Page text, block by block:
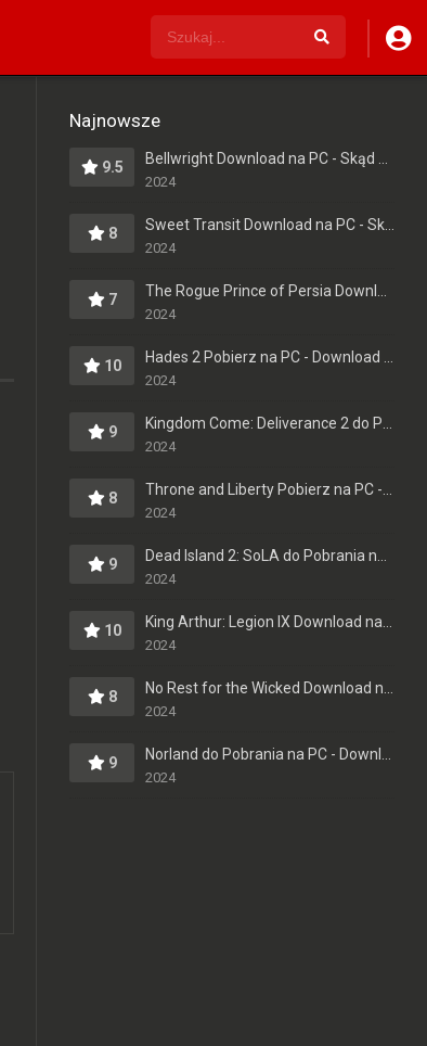
Najnowsze
9.5
2024
8
2024
7
2024
10
2024
9
2024
8
2024
9
2024
10
2024
8
2024
9
2024